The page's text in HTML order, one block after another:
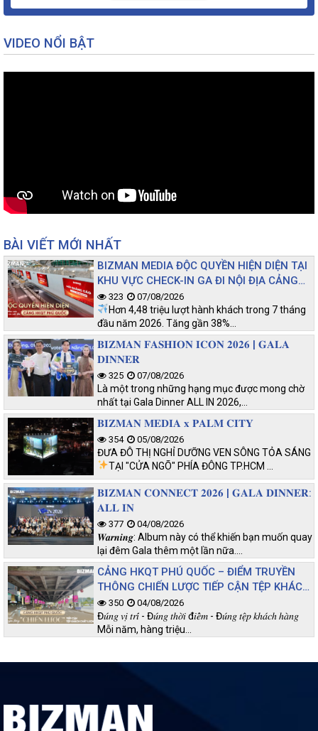
VIDEO NỔI BẬT
BÀI VIẾT MỚI NHẤT
BIZMAN MEDIA ĐỘC QUYỀN HIỆN DIỆN TẠI
KHU VỰC CHECK-IN GA ĐI NỘI ĐỊA CẢNG
HKQT PHÚ QUỐC
323 07/08/2026
Hơn 4,48 triệu lượt hành khách trong 7 tháng
đầu năm 2026. Tăng gần 38%…
𝐁𝐈𝐙𝐌𝐀𝐍 𝐅𝐀𝐒𝐇𝐈𝐎𝐍 𝐈𝐂𝐎𝐍 𝟐𝟎𝟐𝟔 | 𝐆𝐀𝐋𝐀
𝐃𝐈𝐍𝐍𝐄𝐑
325 07/08/2026
Là một trong những hạng mục được mong chờ
nhất tại Gala Dinner ALL IN 2026,…
𝐁𝐈𝐙𝐌𝐀𝐍 𝐌𝐄𝐃𝐈𝐀 𝐱 𝐏𝐀𝐋𝐌 𝐂𝐈𝐓𝐘
354 05/08/2026
ĐƯA ĐÔ THỊ NGHỈ DƯỠNG VEN SÔNG TỎA SÁNG
TẠI "CỬA NGÕ" PHÍA ĐÔNG TP.HCM …
𝐁𝐈𝐙𝐌𝐀𝐍 𝐂𝐎𝐍𝐍𝐄𝐂𝐓 𝟐𝟎𝟐𝟔 | 𝐆𝐀𝐋𝐀 𝐃𝐈𝐍𝐍𝐄𝐑:
𝐀𝐋𝐋 𝐈𝐍
377 04/08/2026
𝑾𝒂𝒓𝒏𝒊𝒏𝒈: Album này có thể khiến bạn muốn quay
lại đêm Gala thêm một lần nữa.…
CẢNG HKQT PHÚ QUỐC – ĐIỂM TRUYỀN
THÔNG CHIẾN LƯỢC TIẾP CẬN TỆP KHÁCH
CHẤT LƯỢNG
350 04/08/2026
Đ𝑢́𝑛𝑔 𝑣𝑖̣ 𝑡𝑟𝑖́ - Đ𝑢́𝑛𝑔 𝑡ℎ𝑜̛̀𝑖 đ𝑖𝑒̂̉𝑚 - Đ𝑢́𝑛𝑔 𝑡𝑒̣̂𝑝 𝑘ℎ𝑎́𝑐ℎ ℎ𝑎̀𝑛𝑔
Mỗi năm, hàng triệu…